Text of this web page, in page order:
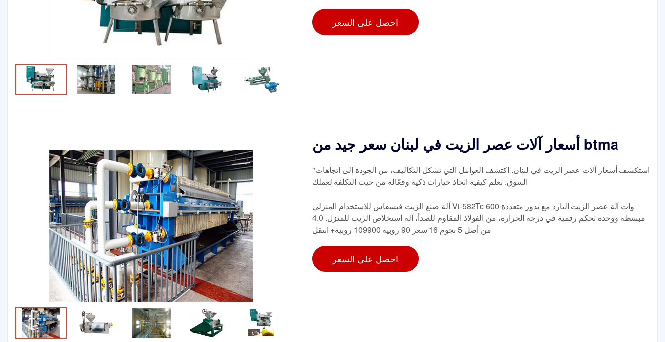
احصل على السعر
أسعار آلات عصر الزيت في لبنان سعر جيد من btma
"استكشف أسعار آلات عصر الزيت في لبنان. اكتشف العوامل التي تشكل التكاليف، من الجودة إلى اتجاهات
السوق. تعلم كيفية اتخاذ خيارات ذكية وفعّالة من حيث التكلفة لعملك
آلة صنع الزيت فيشفاس للاستخدام المنزلي Vi-582Tc 600 وات آلة عصر الزيت البارد مع بذور متعددة
مبسطة ووحدة تحكم رقمية في درجة الحرارة، من الفولاذ المقاوم للصدأ، آلة استخلاص الزيت للمنزل. 4.0
من أصل 5 نجوم 16 سعر 90 روبية 109900 روبية+ انتقل
احصل على السعر